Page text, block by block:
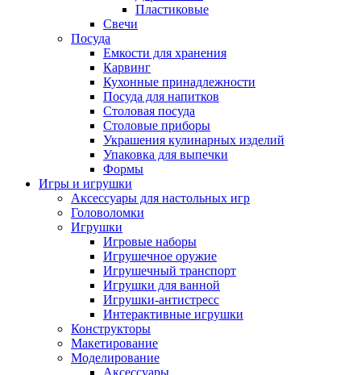
Пластиковые
Свечи
Посуда
Емкости для хранения
Карвинг
Кухонные принадлежности
Посуда для напитков
Столовая посуда
Столовые приборы
Украшения кулинарных изделий
Упаковка для выпечки
Формы
Игры и игрушки
Аксессуары для настольных игр
Головоломки
Игрушки
Игровые наборы
Игрушечное оружие
Игрушечный транспорт
Игрушки для ванной
Игрушки-антистресс
Интерактивные игрушки
Конструкторы
Макетирование
Моделирование
Аксессуары